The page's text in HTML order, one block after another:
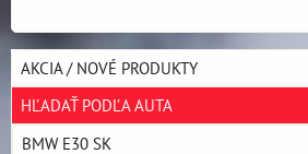
AKCIA / NOVÉ PRODUKTY
HĽADAŤ PODĽA AUTA
BMW E30 SK